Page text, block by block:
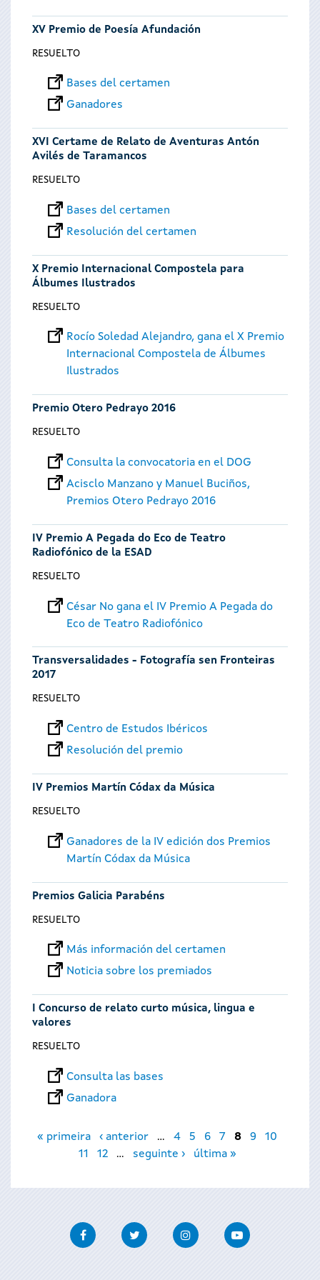
XV Premio de Poesía Afundación
RESUELTO
Bases del certamen
Ganadores
XVI Certame de Relato de Aventuras Antón
Avilés de Taramancos
RESUELTO
Bases del certamen
Resolución del certamen
X Premio Internacional Compostela para
Álbumes Ilustrados
RESUELTO
Rocío Soledad Alejandro, gana el X Premio
Internacional Compostela de Álbumes
Ilustrados
Premio Otero Pedrayo 2016
RESUELTO
Consulta la convocatoria en el DOG
Acisclo Manzano y Manuel Buciños,
Premios Otero Pedrayo 2016
IV Premio A Pegada do Eco de Teatro
Radiofónico de la ESAD
RESUELTO
César No gana el IV Premio A Pegada do
Eco de Teatro Radiofónico
Transversalidades - Fotografía sen Fronteiras
2017
RESUELTO
Centro de Estudos Ibéricos
Resolución del premio
IV Premios Martín Códax da Música
RESUELTO
Ganadores de la IV edición dos Premios
Martín Códax da Música
Premios Galicia Parabéns
RESUELTO
Más información del certamen
Noticia sobre los premiados
I Concurso de relato curto música, lingua e
valores
RESUELTO
Consulta las bases
Ganadora
Páginas
« primeira ‹ anterior … 4 5 6 7 8 9
10
11
12 … seguinte › última »
FacebookTwitter InstagramYoutube